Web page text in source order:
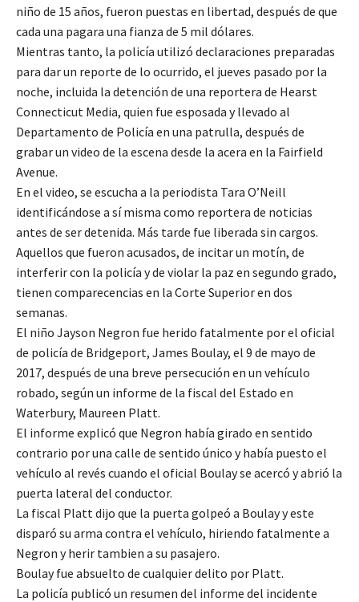
niño de 15 años, fueron puestas en libertad, después de que
cada una pagara una fianza de 5 mil dólares.
Mientras tanto, la policía utilizó declaraciones preparadas
para dar un reporte de lo ocurrido, el jueves pasado por la
noche, incluida la detención de una reportera de Hearst
Connecticut Media, quien fue esposada y llevado al
Departamento de Policía en una patrulla, después de
grabar un video de la escena desde la acera en la Fairfield
Avenue.
En el video, se escucha a la periodista Tara O’Neill
identificándose a sí misma como reportera de noticias
antes de ser detenida. Más tarde fue liberada sin cargos.
Aquellos que fueron acusados, de incitar un motín, de
interferir con la policía y de violar la paz en segundo grado,
tienen comparecencias en la Corte Superior en dos
semanas.
El niño Jayson Negron fue herido fatalmente por el oficial
de policía de Bridgeport, James Boulay, el 9 de mayo de
2017, después de una breve persecución en un vehículo
robado, según un informe de la fiscal del Estado en
Waterbury, Maureen Platt.
El informe explicó que Negron había girado en sentido
contrario por una calle de sentido único y había puesto el
vehículo al revés cuando el oficial Boulay se acercó y abrió la
puerta lateral del conductor.
La fiscal Platt dijo que la puerta golpeó a Boulay y este
disparó su arma contra el vehículo, hiriendo fatalmente a
Negron y herir tambien a su pasajero.
Boulay fue absuelto de cualquier delito por Platt.
La policía publicó un resumen del informe del incidente